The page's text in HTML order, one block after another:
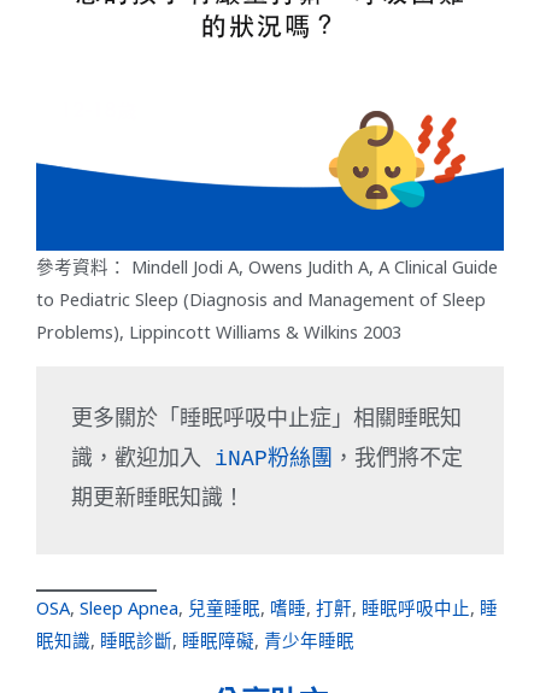
參考資料： Mindell Jodi A, Owens Judith A, A Clinical Guide
to Pediatric Sleep (Diagnosis and Management of Sleep
Problems), Lippincott Williams & Wilkins 2003
更多關於「睡眠呼吸中止症」相關睡眠知
識，歡迎加入 iNAP粉絲團 ，我們將不定
期更新睡眠知識！
OSA, Sleep Apnea, 兒童睡眠, 嗜睡, 打鼾, 睡眠呼吸中止, 睡
眠知識, 睡眠診斷, 睡眠障礙, 青少年睡眠